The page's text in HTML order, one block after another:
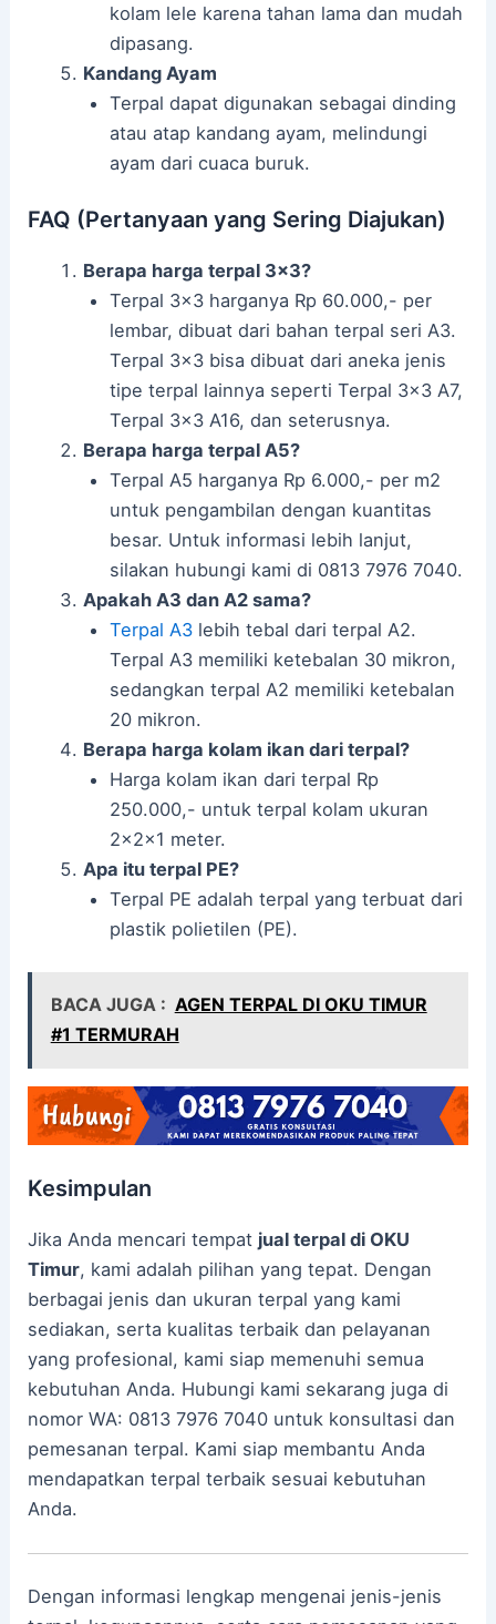
kolam lele karena tahan lama dan mudah
dipasang.
Kandang Ayam
Terpal dapat digunakan sebagai dinding
atau atap kandang ayam, melindungi
ayam dari cuaca buruk.
FAQ (Pertanyaan yang Sering Diajukan)
Berapa harga terpal 3×3?
Terpal 3×3 harganya Rp 60.000,- per
lembar, dibuat dari bahan terpal seri A3.
Terpal 3×3 bisa dibuat dari aneka jenis
tipe terpal lainnya seperti Terpal 3×3 A7,
Terpal 3×3 A16, dan seterusnya.
Berapa harga terpal A5?
Terpal A5 harganya Rp 6.000,- per m2
untuk pengambilan dengan kuantitas
besar. Untuk informasi lebih lanjut,
silakan hubungi kami di 0813 7976 7040.
Apakah A3 dan A2 sama?
Terpal A3 lebih tebal dari terpal A2.
Terpal A3 memiliki ketebalan 30 mikron,
sedangkan terpal A2 memiliki ketebalan
20 mikron.
Berapa harga kolam ikan dari terpal?
Harga kolam ikan dari terpal Rp
250.000,- untuk terpal kolam ukuran
2x2x1 meter.
Apa itu terpal PE?
Terpal PE adalah terpal yang terbuat dari
plastik polietilen (PE).
BACA JUGA : AGEN TERPAL DI OKU TIMUR
#1 TERMURAH
Kesimpulan
Jika Anda mencari tempat jual terpal di OKU
Timur, kami adalah pilihan yang tepat. Dengan
berbagai jenis dan ukuran terpal yang kami
sediakan, serta kualitas terbaik dan pelayanan
yang profesional, kami siap memenuhi semua
kebutuhan Anda. Hubungi kami sekarang juga di
nomor WA: 0813 7976 7040 untuk konsultasi dan
pemesanan terpal. Kami siap membantu Anda
mendapatkan terpal terbaik sesuai kebutuhan
Anda.
Dengan informasi lengkap mengenai jenis-jenis